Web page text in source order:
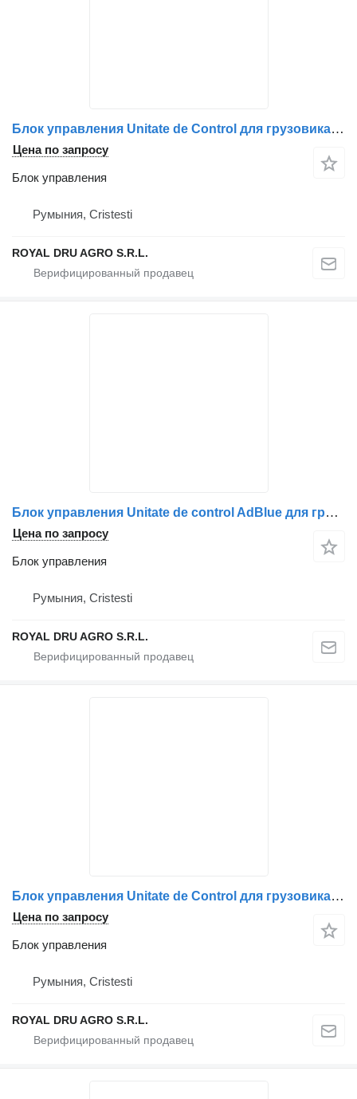
Блок управления Unitate de Control для грузовика Mercedes-Benz CPCFR – Coduri: 0024460602, A0024460602, A0014465902, 0014465902, A0024462602, 0024462602, A0034464402, 0034464402, 0024463602, A0024463602
Цена по запросу
Блок управления
Румыния, Cristesti
ROYAL DRU AGRO S.R.L.
Блок управления Unitate de control AdBlue для грузовика Mercedes-Benz (Cod 16415)
Цена по запросу
Блок управления
Румыния, Cristesti
ROYAL DRU AGRO S.R.L.
Блок управления Unitate de Control для грузовика Mercedes-Benz A0004462820 0004462820 A0004461920 0004461920 A0004462720 0004462720
Цена по запросу
Блок управления
Румыния, Cristesti
ROYAL DRU AGRO S.R.L.